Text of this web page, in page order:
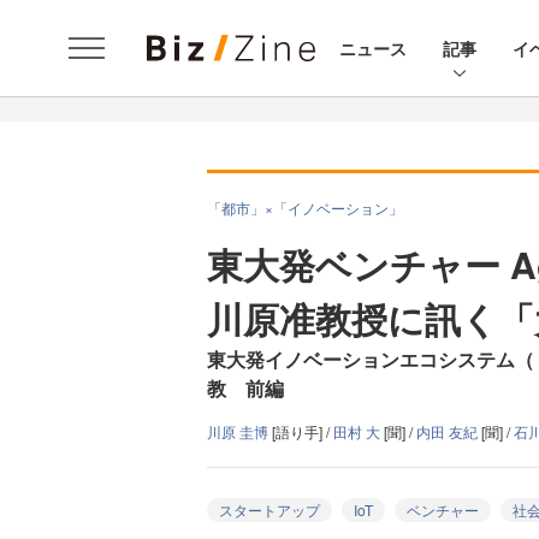
ニュース 記事 イ
「都市」×「イノベーション」
東大発ベンチャー
川原准教授に訊く
東大発イノベーションエコシステム
教 前編
川原 圭博[語り手] /田村 大[聞] /内田 友紀[聞] /石
スタートアップ IoT ベンチャー 社